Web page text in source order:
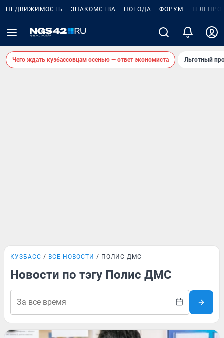
НЕДВИЖИМОСТЬ ЗНАКОМСТВА ПОГОДА ФОРУМ
Чего ждать кузбассовцам осенью — ответ экономиста Льготный
КУЗБАСС ВСЕ НОВОСТИ ПОЛИС ДМС
Новости по тэгу Полис ДМС